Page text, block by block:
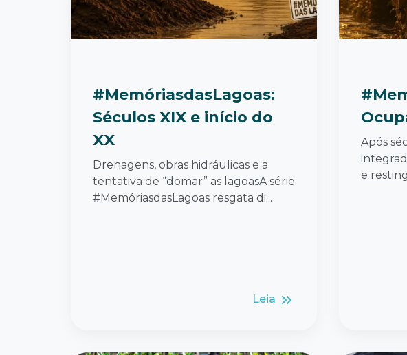
#MemóriasdasLagoas:
Séculos XIX e início do
XX
Drenagens, obras hidráulicas e a
tentativa de “domar” as lagoasA série
#MemóriasdasLagoas resgata di...
Leia
Após
e